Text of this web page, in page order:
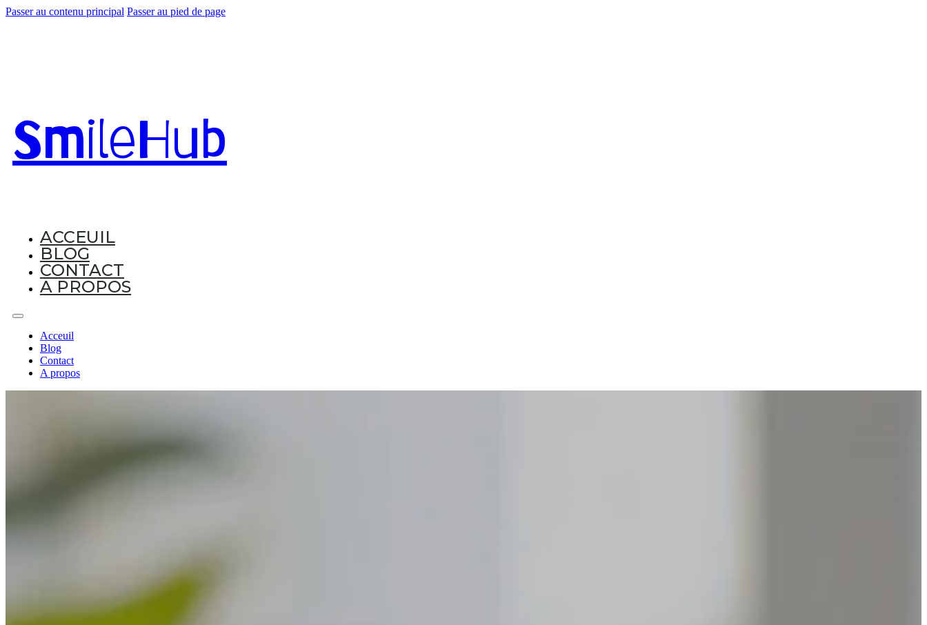
Passer au contenu principal Passer au pied de page
SmileHub
ACCEUIL
BLOG
CONTACT
A PROPOS
Acceuil
Blog
Contact
A propos